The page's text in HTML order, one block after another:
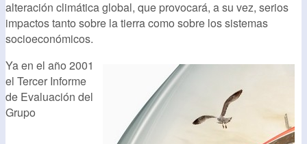
alteración climática global, que provocará, a su vez, serios
impactos tanto sobre la tierra como sobre los sistemas
socioeconómicos.
Ya en el año 2001
el Tercer Informe
de Evaluación del
Grupo